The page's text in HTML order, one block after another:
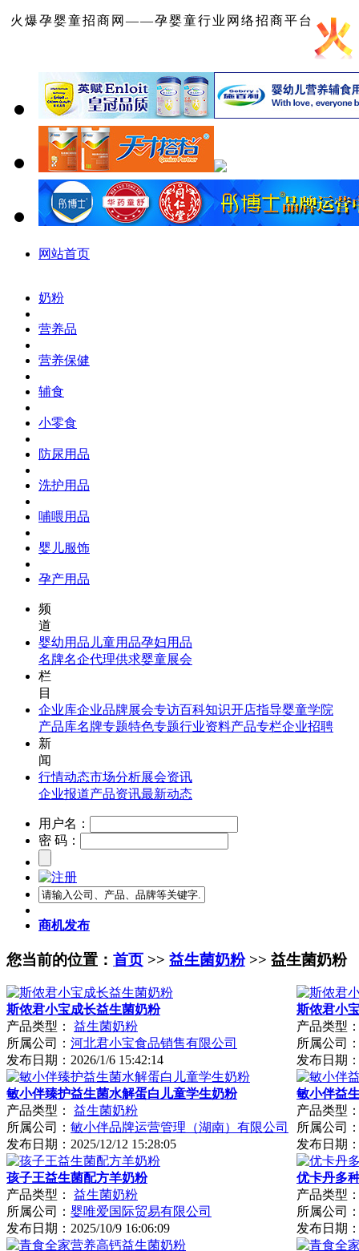
火爆孕婴童招商网——孕婴童行业网络招商平台
网站首页
奶粉
营养品
营养保健
辅食
小零食
防尿用品
洗护用品
哺喂用品
婴儿服饰
孕产用品
频
道
婴幼用品 儿童用品孕妇用品
名牌名企代理供求婴童展会
栏
目
企业库企业品牌展会专访百科知识开店指导婴童学院
产品库名牌专题特色专题行业资料产品专栏企业招聘
新
闻
行情动态市场分析展会资讯
企业报道产品资讯最新动态
用户名：
密 码：
商机发布
您当前的位置： 首页 >> 益生菌奶粉>> 益生菌奶粉
斯侬君小宝成长益生菌奶粉
产品类型：
益生菌奶粉
所属公司： 河北君小宝食品销售有限公司
发布日期： 2026/1/6 15:42:14
斯侬君小
产品类型
所属公司
发布日期
敏小伴臻护益生菌水解蛋白儿童学生奶粉
产品类型：
益生菌奶粉
所属公司： 敏小伴品牌运营管理（湖南）有限公司
发布日期： 2025/12/12 15:28:05
敏小伴益
产品类型
所属公司
发布日期
孩子王益生菌配方羊奶粉
产品类型：
益生菌奶粉
所属公司： 婴唯爱国际贸易有限公司
发布日期： 2025/10/9 16:06:09
优卡丹多
产品类型
所属公司
发布日期